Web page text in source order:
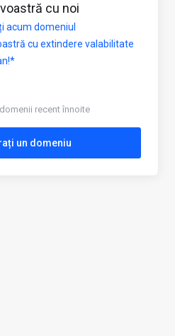
cu noi
acum domeniul
cu extindere valabilitate
recent înnoite
un domeniu